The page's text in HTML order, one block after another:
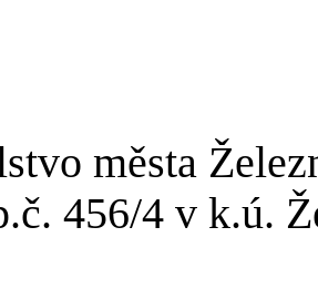
města
456/4 v k.ú.